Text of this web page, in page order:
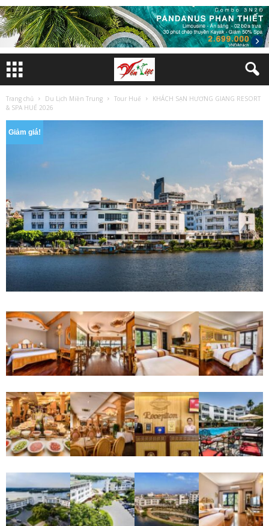
Trang chủ Du Lịch Miền Trung Tour Huế
KHÁCH SẠN HƯƠNG GIANG RESORT
& SPA HUẾ 2026
Giảm giá!